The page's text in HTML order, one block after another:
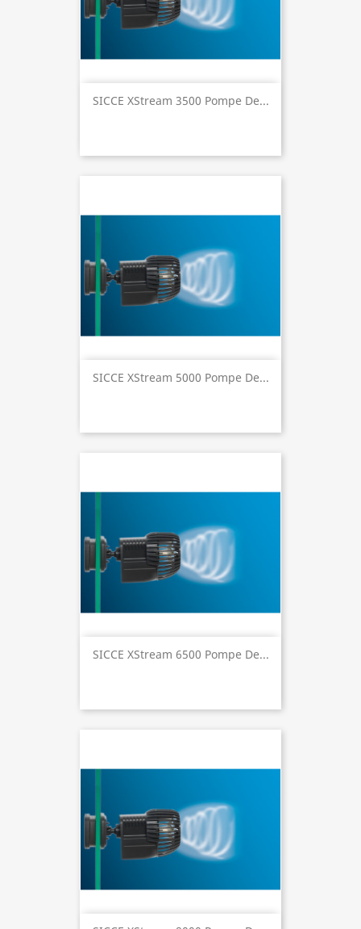
SICCE XStream 3500 Pompe De...
SICCE XStream 5000 Pompe De...
SICCE XStream 6500 Pompe De...